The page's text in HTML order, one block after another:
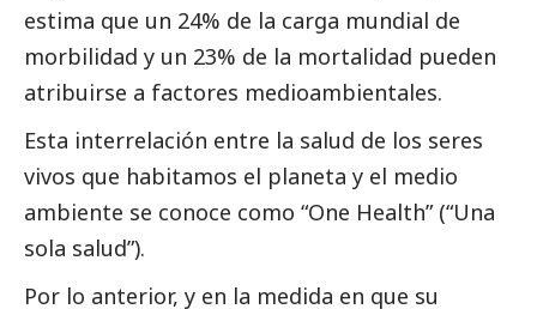
estima que un 24% de la carga mundial de
morbilidad y un 23% de la mortalidad pueden
atribuirse a factores medioambientales.
Esta interrelación entre la salud de los seres
vivos que habitamos el planeta y el medio
ambiente se conoce como “One Health” (“Una
sola salud”).
Por lo anterior, y en la medida en que su